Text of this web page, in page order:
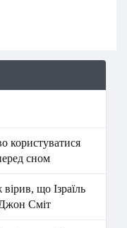
користуватися
сном
що Ізраїль
Сміт